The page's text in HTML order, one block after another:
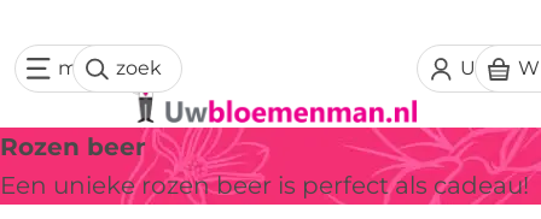
Uw
menuzoek
Rozen beer
Een unieke rozen beer is perfect als cadeau!